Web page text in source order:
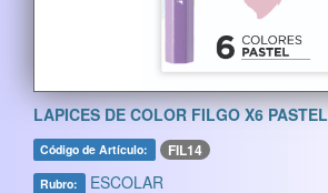
LAPICES DE COLOR FILGO X6 PASTEL
Código de Artículo: FIL14
Rubro: ESCOLAR